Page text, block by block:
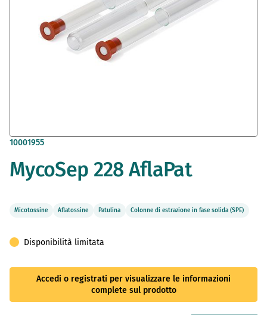
Vai
della
galleria
10001955
MycoSep 228 AflaPat
Micotossine Aflatossine Patulina Colonne di estrazione in fase solida (SPE)
Disponibilità limitata
Accedi o registrati per visualizzare le informazioni
complete sul prodotto